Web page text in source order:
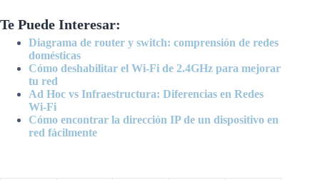
Te Puede Interesar:
Diagrama de router y switch: comprensión de redes
domésticas
Cómo deshabilitar el Wi-Fi de 2.4GHz para mejorar
tu red
Ad Hoc vs Infraestructura: Diferencias en Redes
Wi-Fi
Cómo encontrar la dirección IP de un dispositivo en
red fácilmente